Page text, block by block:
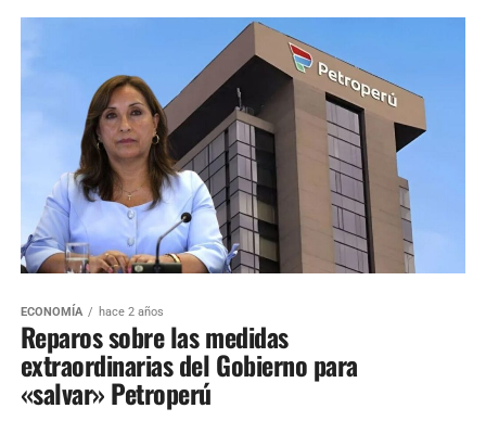
ECONOMÍA hace 2 años
Reparos sobre las medidas
extraordinarias del Gobierno para
«salvar» Petroperú